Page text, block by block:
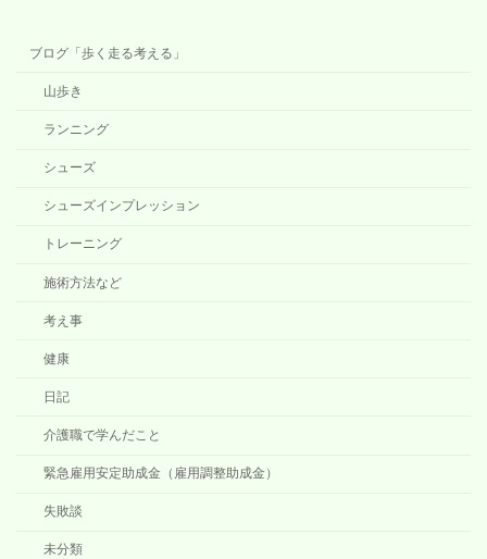
ブログ「歩く走る考える」
山歩き
ランニング
シューズ
シューズインプレッション
トレーニング
施術方法など
考え事
健康
日記
介護職で学んだこと
緊急雇用安定助成金（雇用調整助成金）
失敗談
未分類